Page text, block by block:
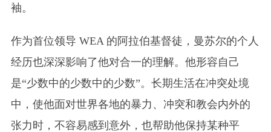
袖。
作为首位领导 WEA 的阿拉伯基督徒，曼苏尔的个人
经历也深深影响了他对合一的理解。他形容自己
是“少数中的少数中的少数”。长期生活在冲突处境
中，使他面对世界各地的暴力、冲突和教会内外的
张力时，不容易感到意外，也帮助他保持某种平